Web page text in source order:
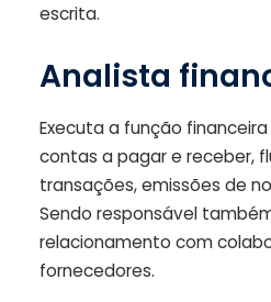
escrita.
Analista
Executa a função
contas a pagar e receber,
transações, emissões de
Sendo responsável
relacionamento com
fornecedores.